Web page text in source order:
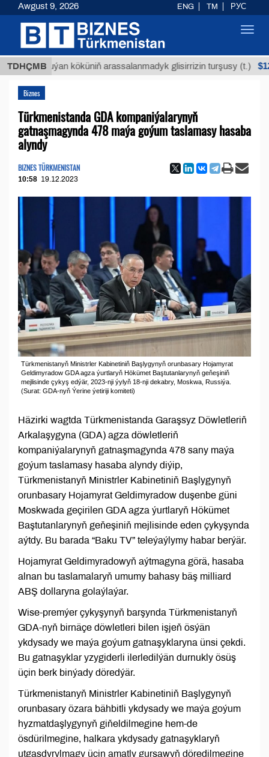
TDHÇMB
Buýan köküniň arassalanmadyk glisirrizin turşusy (t.) $12935,18
Biznes
Türkmenistanda GDA kompaniýalarynyň
gatnaşmagynda 478 maýa goýum taslamasy hasaba
alyndy
BIZNES TÜRKMENISTAN
10:58 19.12.2023
Türkmenistanyň Ministrler Kabinetiniň Başlygynyň orunbasary Hojamyrat
Geldimyradow GDA agza ýurtlaryň Hökümet Baştutanlarynyň geňeşiniň
mejlisinde çykyş edýär, 2023-nji ýylyň 18-nji dekabry, Moskwa, Russiýa.
(Surat: GDA-nyň Ýerine ýetiriji komiteti)
Häzirki wagtda Türkmenistanda Garaşsyz Döwletleriň
Arkalaşygyna (GDA) agza döwletleriň
kompaniýalarynyň gatnaşmagynda 478 sany maýa
goýum taslamasy hasaba alyndy diýip,
Türkmenistanyň Ministrler Kabinetiniň Başlygynyň
orunbasary Hojamyrat Geldimyradow duşenbe güni
Moskwada geçirilen GDA agza ýurtlaryň Hökümet
Baştutanlarynyň geňeşiniň mejlisinde eden çykyşynda
aýtdy. Bu barada “Baku TV” teleýaýlymy habar berýär.
Hojamyrat Geldimyradowyň aýtmagyna görä, hasaba
alnan bu taslamalaryň umumy bahasy bäş milliard
ABŞ dollaryna golaýlaýar.
Wise-premýer çykyşynyň barşynda Türkmenistanyň
GDA-nyň birnäçe döwletleri bilen işjeň ösýän
ykdysady we maýa goýum gatnaşyklaryna ünsi çekdi.
Bu gatnaşyklar yzygiderli ilerledilýän durnukly ösüş
üçin berk binýady döredýär.
Türkmenistanyň Ministrler Kabinetiniň Başlygynyň
orunbasary özara bähbitli ykdysady we maýa goýum
hyzmatdaşlygynyň giňeldilmegine hem-de
ösdürilmegine, halkara ykdysady gatnaşyklaryň
utgaşdyrylmagy üçin amatly gurşawyň döredilmegine
Awgust 9, 2026 ENG TM РУС